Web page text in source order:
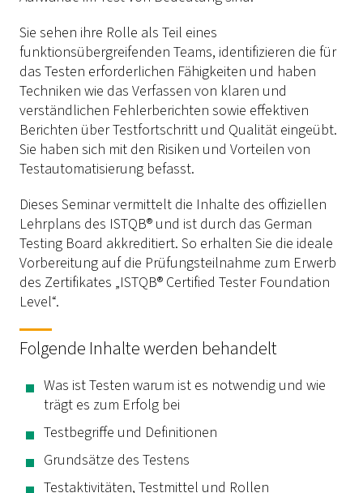
Sie sehen ihre Rolle als Teil eines
funktionsübergreifenden Teams, identifizieren die für
das Testen erforderlichen Fähigkeiten und haben
Techniken wie das Verfassen von klaren und
verständlichen Fehlerberichten sowie effektiven
Berichten über Testfortschritt und Qualität eingeübt.
Sie haben sich mit den Risiken und Vorteilen von
Testautomatisierung befasst.
Dieses Seminar vermittelt die Inhalte des offiziellen
Lehrplans des ISTQB® und ist durch das German
Testing Board akkreditiert. So erhalten Sie die ideale
Vorbereitung auf die Prüfungsteilnahme zum Erwerb
des Zertifikates „ISTQB® Certified Tester Foundation
Level“.
Folgende Inhalte werden behandelt
Was ist Testen warum ist es notwendig und wie
trägt es zum Erfolg bei
Testbegriffe und Definitionen
Grundsätze des Testens
Testaktivitäten, Testmittel und Rollen